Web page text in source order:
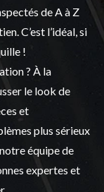
de A à Z
. C’est l’idéal, si
!
? À la
le look de
et
plus sérieux
équipe de
expertes et